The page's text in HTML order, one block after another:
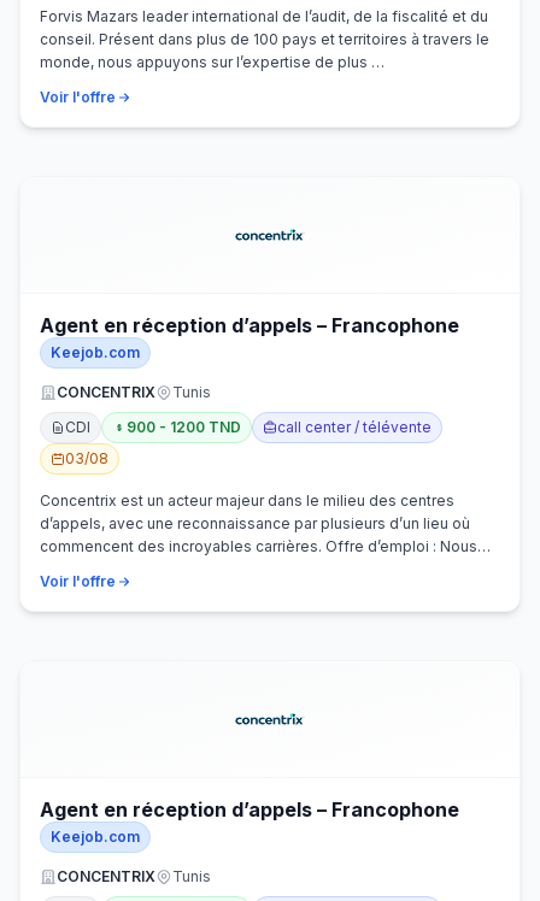
Forvis Mazars leader international de l’audit, de la fiscalité et du
conseil. Présent dans plus de 100 pays et territoires à travers le
monde, nous appuyons sur l’expertise de plus …
Voir l'offre
Agent en réception d’appels – Francophone
Keejob.com
CONCENTRIX
Tunis
CDI
900 - 1200 TND
call center / télévente
03/08
Concentrix est un acteur majeur dans le milieu des centres
d’appels, avec une reconnaissance par plusieurs d’un lieu où
commencent des incroyables carrières. Offre d’emploi : Nous
Voir l'offre
Agent en réception d’appels – Francophone
Keejob.com
CONCENTRIX
Tunis